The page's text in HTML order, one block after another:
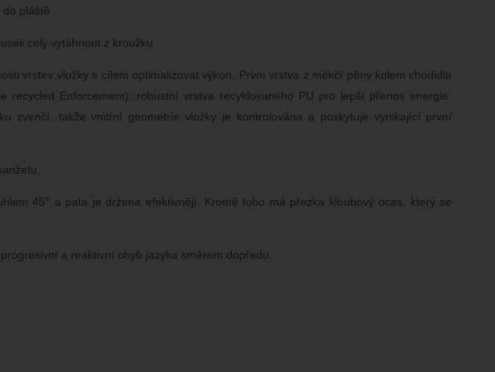
pláště
celý vytáhnout z kroužku
vrstev vložky s cílem optimalizovat výkon. První vrstva z měkčí pěny kolem chodidla
Enforcement): robustní vrstva recyklovaného PU pro lepší přenos energie.
zvenčí, takže vnitřní geometrie vložky je kontrolována a poskytuje vynikající první
45° a pata je držena efektivněji. Kromě toho má přezka kloubový ocas, který se
a reaktivní ohyb jazyka směrem dopředu.